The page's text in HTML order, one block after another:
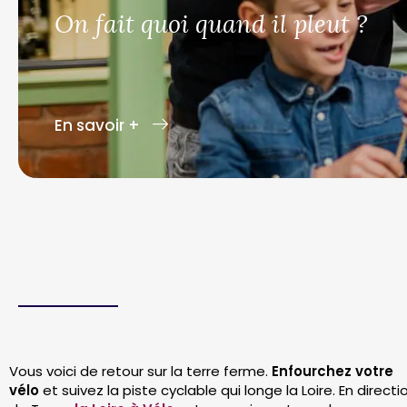
On fait quoi quand il pleut ?
En savoir +
Vous voici de retour sur la terre ferme. Enfourchez votre
véloet suivez la piste cyclable qui longe la Loire. En